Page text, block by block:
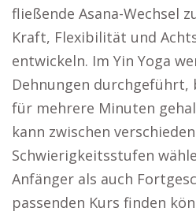
fließende Asana-Wechsel
Kraft, Flexibilität und
entwickeln. Im Yin Yoga
Dehnungen durchgeführt,
für mehrere Minuten
kann zwischen
Schwierigkeitsstufen
Anfänger als auch
passenden Kurs finden